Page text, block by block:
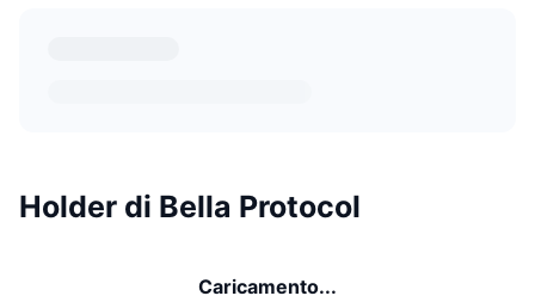
Holder di Bella Protocol
Caricamento...